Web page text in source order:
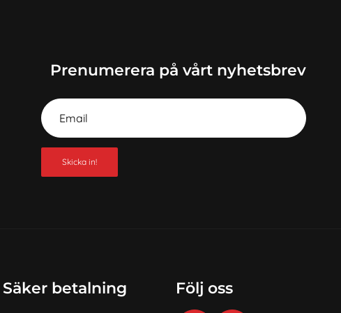
Prenumerera på vårt nyhetsbrev
Skicka in!
Säker betalning Följ oss